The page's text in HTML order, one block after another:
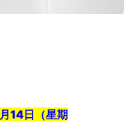
月14日（星期